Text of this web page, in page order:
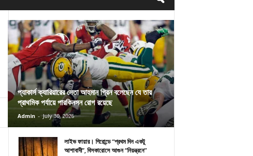
প্যাকার্স ক্যারিয়ারের নেতা আহমান গ্রিন বলেছেন যে তার
প্রাথমিক পর্যায়ে পারকিনসন রোগ রয়েছে
Admin - July 30, 2026
লাইভ ফায়ার। গিরোন্ডে “প্রথম দিন একটু
আশাবাদী”, বিসকারোসে আগুন “নিয়ন্ত্রনে”